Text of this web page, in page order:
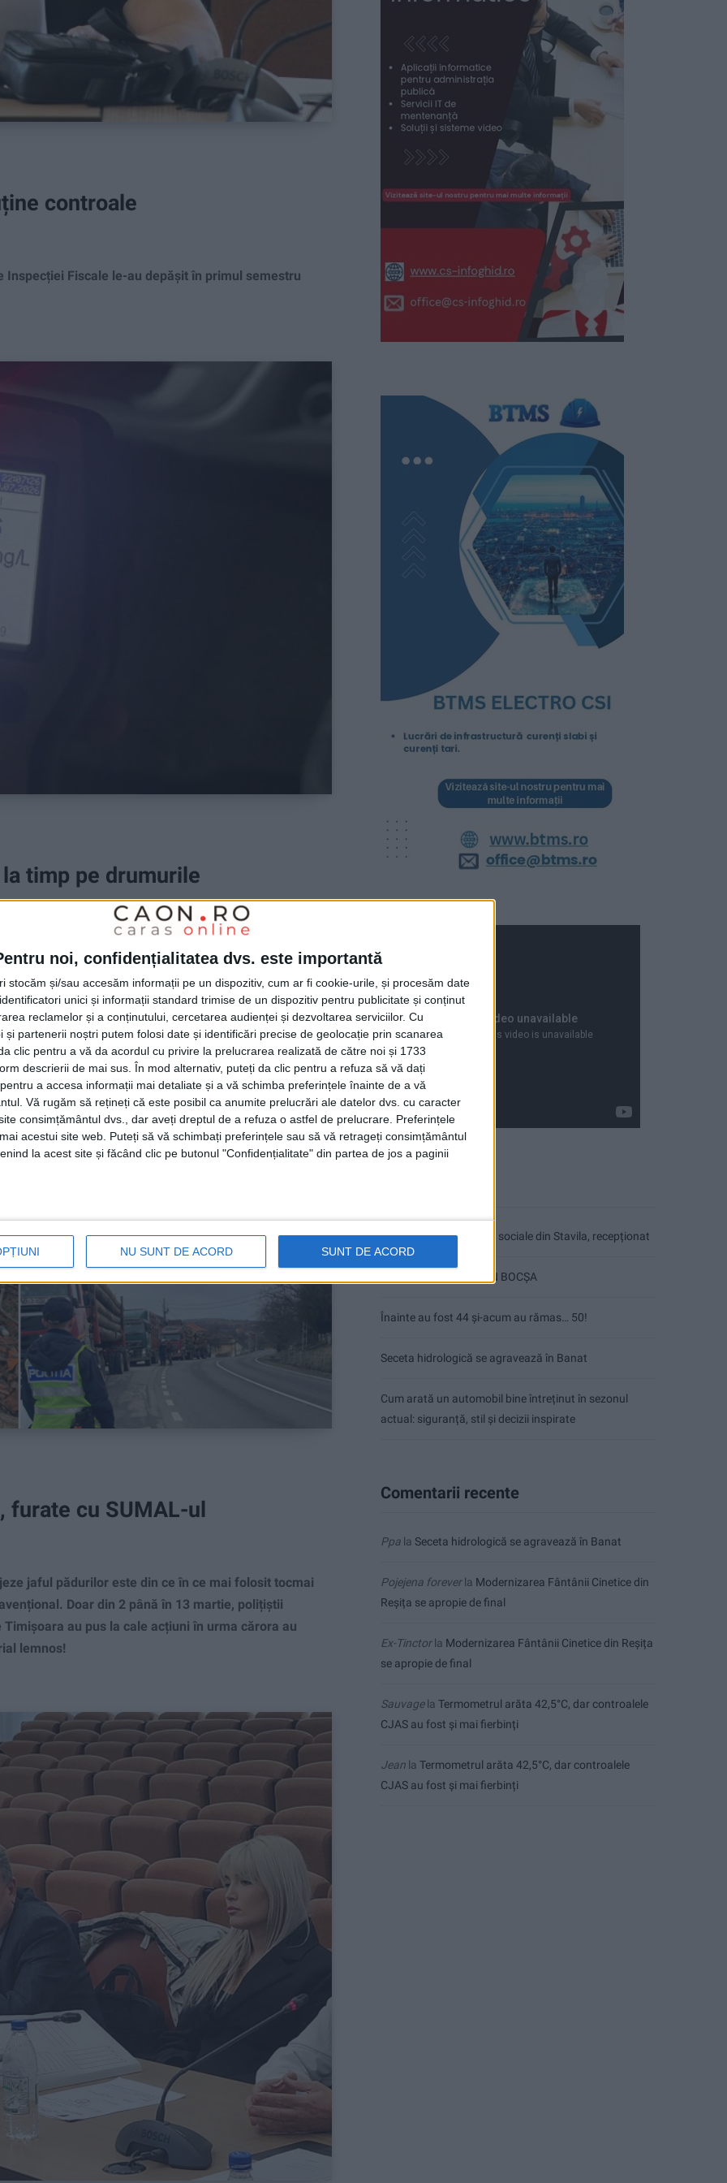
noi, confidențialitatea dvs. este importantă
stocăm și/sau accesăm informații pe un dispozitiv, cum ar fi cookie-urile, și procesăm date
unici și informații standard trimise de un dispozitiv pentru publicitate și conținut
reclamelor și a conținutului, cercetarea audienței și dezvoltarea serviciilor. Cu
și partenerii noștri putem folosi date și identificări precise de geolocație prin scanarea
clic pentru a vă da acordul cu privire la prelucrarea realizată de către noi și 1733
descrierii de mai sus. În mod alternativ, puteți da clic pentru a refuza să vă dați
a accesa informații mai detaliate și a vă schimba preferințele înainte de a vă
Vă rugăm să rețineți că este posibil ca anumite prelucrări ale datelor dvs. cu caracter
consimțământul dvs., dar aveți dreptul de a refuza o astfel de prelucrare. Preferințele
acestui site web. Puteți să vă schimbați preferințele sau să vă retrageți consimțământul
la acest site și făcând clic pe butonul "Confidențialitate" din partea de jos a paginii
NU SUNT DE ACORD SUNT DE ACORD
controale
Inspecției Fiscale le-au depășit în primul semestru
timp pe drumurile
dreapta, dintre care unul aflat la volanul unui TIR, au
furate cu SUMAL-ul
jaful pădurilor este din ce în ce mai folosit tocmai
Doar din 2 până în 13 martie, polițiștii
au pus la cale acțiuni în urma cărora au
lemnos!
Ultimul bloc de locuințe sociale din Stavila, recepționat
ANUNŢ OPRIRE APĂ ÎN BOCȘA
Înainte au fost 44 și-acum au rămas… 50!
Seceta hidrologică se agravează în Banat
Cum arată un automobil bine întreținut în sezonul
actual: siguranță, stil și decizii inspirate
Comentarii recente
Ppa la Seceta hidrologică se agravează în Banat
Pojejena foreverla Modernizarea Fântânii Cinetice din
Reșița se apropie de final
Ex-Tinctorla Modernizarea Fântânii Cinetice din Reșița
se apropie de final
Sauvagela Termometrul arăta 42,5°C, dar controalele
CJAS au fost și mai fierbinți
Jean la Termometrul arăta 42,5°C, dar controalele
CJAS au fost și mai fierbinți